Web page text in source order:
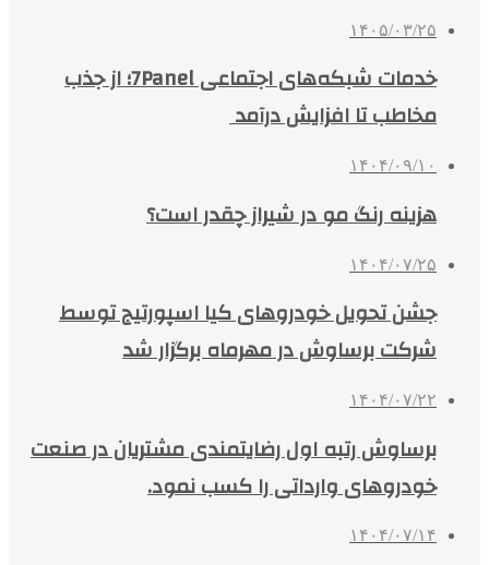
۱۴۰۵/۰۳/۲۵
خدمات شبکه‌های اجتماعی 7Panel؛ از جذب
مخاطب تا افزایش درآمد
۱۴۰۴/۰۹/۱۰
هزینه رنگ مو در شیراز چقدر است؟
۱۴۰۴/۰۷/۲۵
جشن تحویل خودروهای کیا اسپورتیج توسط
شرکت برساوش در مهرماه برگزار شد
۱۴۰۴/۰۷/۲۲
برساوش رتبه اول رضایتمندی مشتریان در صنعت
خودروهای وارداتی را کسب نمود.
۱۴۰۴/۰۷/۱۴